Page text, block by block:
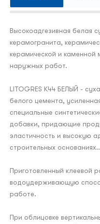
Высокоадгезивная белая
керамогранита,
керамической и каменной
наружных работ.
LITOGRES K44 БЕЛЫЙ -
белого цемента,
специальные
добавки, придающие
эластичность и высокую
строительных основаниях..
Приготовленный клеевой
водоудерживающую
работе.
При облицовке